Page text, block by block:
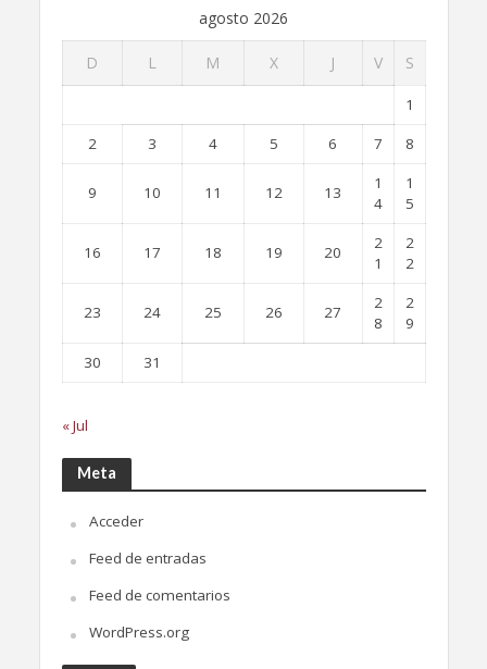
agosto 2026
D L M X J V S
1
2
3 4 5 6 7 8
9 10 11 12 13
1
4
1
5
16 17 18 19 20
2
1
2
2
23 24 25 26 27
2
8
2
9
30
31
« Jul
Meta
Acceder
Feed de entradas
Feed de comentarios
WordPress.org